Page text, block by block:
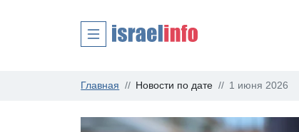
Главная Новости по дате 1 июня 2026